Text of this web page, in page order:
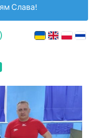
Слава!